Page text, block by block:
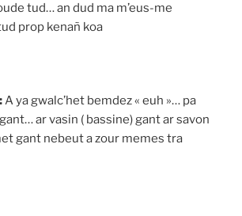
tud… an dud ma m’eus-me
prop kenañ koa
A ya gwalc’het bemdez « euh »… pa
ar vasin ( bassine) gant ar savon
gant nebeut a zour memes tra